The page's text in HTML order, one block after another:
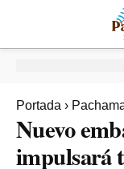
Portada ›
Nuevo
impulsará